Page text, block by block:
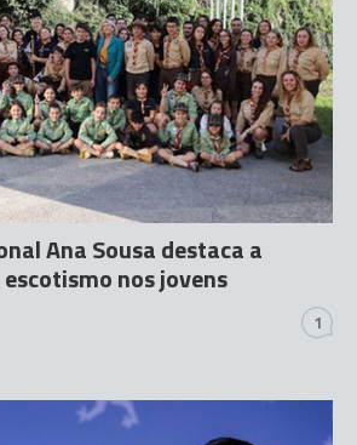
Ana Sousa destaca a
nos jovens
1